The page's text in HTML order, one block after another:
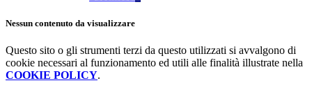
Nessun contenuto da visualizzare
Questo sito o gli strumenti terzi da questo utilizzati si avvalgono di
cookie necessari al funzionamento ed utili alle finalità illustrate nella
COOKIE POLICY.